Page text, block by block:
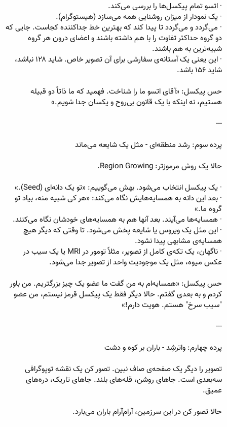
· اتسو تمام پیکسل‌ها را بررسی می‌کند.
· یک نمودار از میزان روشنایی همه می‌سازد (هیستوگرام).
· می‌گردد و می‌گردد تا پیدا کند که بهترین خط جداکننده کجاست. جایی که
دو گروه حداکثر تفاوت را با هم داشته باشند و اعضای درون هر گروه
شبیه‌ترین به هم باشند.
· این یعنی یک آستانه‌ی سفارشی برای آن تصویر خاص. شاید ۱۲۸ نباشد،
شاید ۱۵۶ باشد.
حس پیکسل: «آقای اتسو ما را شناخت. فهمید که ما ذاتاً دو قبیله
هستیم، نه اینکه با یک قانون بی‌روح و یکسان جدا شویم.»
---
پرده سوم: رشد منطقه‌ای - مثل یک شایعه می‌ماند
حالا یک روش مرموزتر: Region Growing.
· یک پیکسل انتخاب می‌شود. بهش می‌گوییم: «تو یک دانه‌ای (Seed).»
· بعد این دانه به همسایه‌هایش نگاه می‌کند: «هر کی شبیه منه، بیاد تو
گروه ما.»
· همسایه‌ها می‌آیند. بعد آنها هم به همسایه‌های خودشان نگاه می‌کنند.
· این مثل یک ویروس یا شایعه پخش می‌شود. تا وقتی که دیگر هیچ
همسایه‌ی مشابهی پیدا نشود.
· ناگهان، یک تکه‌ی کامل از تصویر، مثلاً تومور در MRI یا یک سیب در
عکس میوه، مثل یک موجودیت واحد از تصویر جدا می‌شود.
حس پیکسل: «همسایه‌ام به من گفت ما عضو یک چیز بزرگتریم. من باور
کردم و به بعدی گفتم. حالا دیگر فقط یک پیکسل قرمز نیستم، من عضو
"سیب سرخ" هستم. هویت دارم!»
---
پرده چهارم: واترشِد - باران بر کوه و دشت
تصویر را دیگر یک صفحه‌ی صاف نبین. تصور کن یک نقشه توپوگرافی
سه‌بعدی است. جاهای روشن، قله‌های بلند. جاهای تاریک، دره‌های
عمیق.
حالا تصور کن در این سرزمین، آرام‌آرام باران می‌بارد.